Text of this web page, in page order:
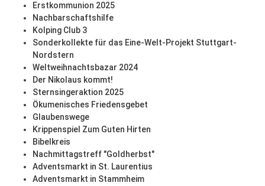
Erstkommunion 2025
Nachbarschaftshilfe
Kolping Club 3
Sonderkollekte für das Eine-Welt-Projekt Stuttgart-
Nordstern
Weltweihnachtsbazar 2024
Der Nikolaus kommt!
Sternsingeraktion 2025
Ökumenisches Friedensgebet
Glaubenswege
Krippenspiel Zum Guten Hirten
Bibelkreis
Nachmittagstreff "Goldherbst"
Adventsmarkt in St. Laurentius
Adventsmarkt in Stammheim